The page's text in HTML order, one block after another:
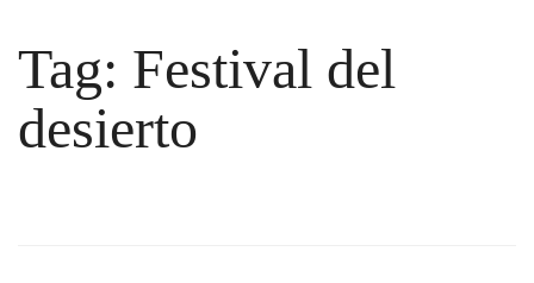
Tag: Festival del
desierto